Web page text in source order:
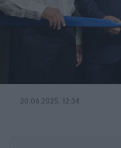
20.06.2025, 12:34